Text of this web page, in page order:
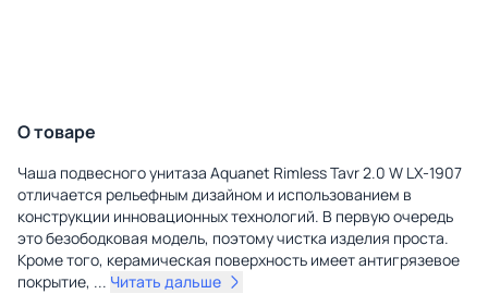
О товаре
Чаша подвесного унитаза Aquanet Rimless Tavr 2.0 W LX-1907
отличается рельефным дизайном и использованием в
конструкции инновационных технологий. В первую очередь
это безободковая модель, поэтому чистка изделия проста.
Кроме того, керамическая поверхность имеет антигрязевое
покрытие, ... Читать дальше